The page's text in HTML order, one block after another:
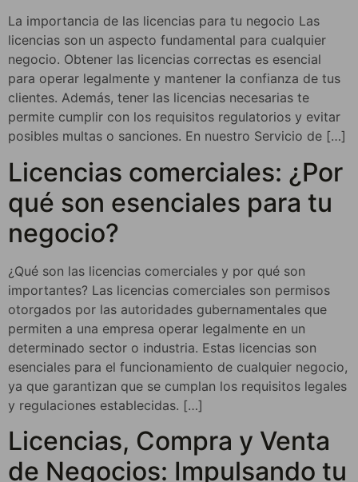
La importancia de las licencias para tu negocio Las
licencias son un aspecto fundamental para cualquier
negocio. Obtener las licencias correctas es esencial
para operar legalmente y mantener la confianza de tus
clientes. Además, tener las licencias necesarias te
permite cumplir con los requisitos regulatorios y evitar
posibles multas o sanciones. En nuestro Servicio de […]
Licencias comerciales: ¿Por
qué son esenciales para tu
negocio?
¿Qué son las licencias comerciales y por qué son
importantes? Las licencias comerciales son permisos
otorgados por las autoridades gubernamentales que
permiten a una empresa operar legalmente en un
determinado sector o industria. Estas licencias son
esenciales para el funcionamiento de cualquier negocio,
ya que garantizan que se cumplan los requisitos legales
y regulaciones establecidas. […]
Licencias, Compra y Venta
de Negocios: Impulsando tu